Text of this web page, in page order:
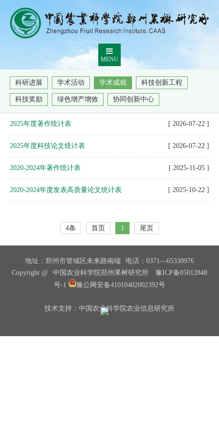
MENU
科研进展 学术活动 学术成就 科技创新工程
科技奖励 绿色增产增效 协同创新中心
2025年度著作统计表 [ 2026-07-22 ]
2025年度科技论文统计表 [ 2026-07-22 ]
2020-2024年著作统计表 [ 2025-11-05 ]
2020-2024年度发表高质量论文统计表 [ 2025-10-22 ]
4条 首页 1 尾页
地址：郑州市管城区未来路南端
电话：0371—65330976
Copyright @
中国农业科学院郑州果树研究所
豫ICP备05012848
号-1
豫公网安备41010402002392号
技术支持：中国农业科学院农业信息研究所